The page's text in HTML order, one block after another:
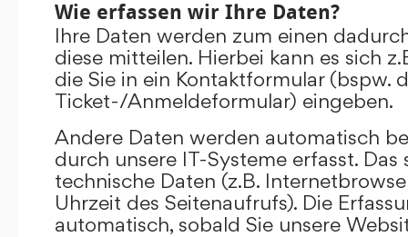
Wie erfassen wir Ihre Daten?
Ihre Daten werden zum einen
diese mitteilen. Hierbei kann es sich
die Sie in ein Kontaktformular (bspw.
Ticket-/Anmeldeformular) eingeben.
Andere Daten werden automatisch
durch unsere IT-Systeme erfasst. Das
technische Daten (z.B.
Uhrzeit des Seitenaufrufs). Die
automatisch, sobald Sie unsere